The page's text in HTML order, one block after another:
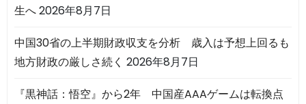
生へ2026年8月7日
中国30省の上半期財政収支を分析 歳入は予想上回るも
地方財政の厳しさ続く 2026年8月7日
『黒神話：悟空』から2年 中国産AAAゲームは転換点